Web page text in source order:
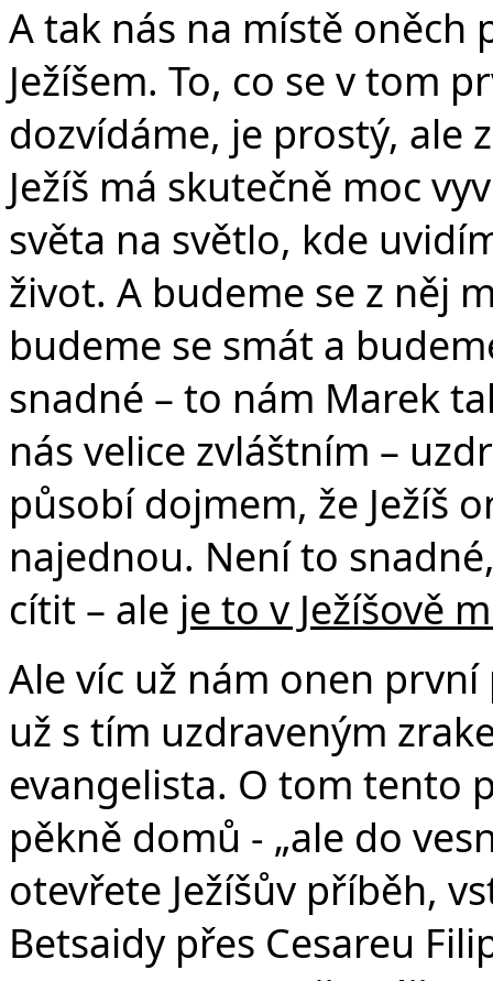
A tak nás na místě oněch
Ježíšem. To, co se v tom
dozvídáme, je prostý, ale
Ježíš má skutečně moc
světa na světlo, kde
život. A budeme se z něj
budeme se smát a
snadné – to nám Marek
nás velice zvláštním –
působí dojmem, že Ježíš
najednou. Není to
cítit – ale je to v Ježíšově
Ale víc už nám onen
už s tím uzdraveným
evangelista. O tom tento
pěkně domů - „ale do
otevřete Ježíšův příběh,
Betsaidy přes Cesareu